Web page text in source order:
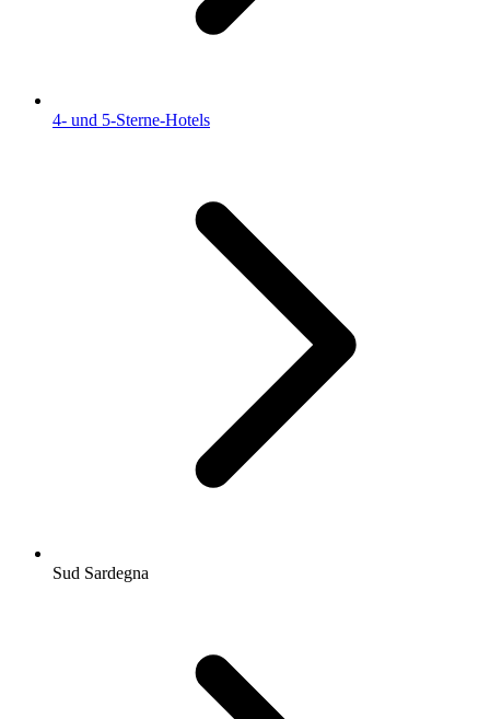
4- und 5-Sterne-Hotels
Sud Sardegna